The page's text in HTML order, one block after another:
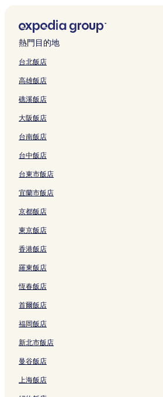
八尺門漁港附近的飯店
國父紀念館附近的飯店
外木山漁港附近的飯店
京站時尚廣場附近的飯店
捷運南京三民站附近的飯店
野柳海洋世界附近的飯店
捷運萬芳社區站附近的飯店
瑞芳區飯店
外貿協會附近的飯店
捷運後山埤站附近的飯店
台北 101 購物中心附近的飯店
士林官邸附近的飯店
捷運松山機場站附近的飯店
忠孝路附近的飯店
象山附近的飯店
中正公園附近的飯店
熱門目的地
台北飯店
高雄飯店
礁溪飯店
大阪飯店
台南飯店
台中飯店
台東市飯店
宜蘭市飯店
京都飯店
東京飯店
香港飯店
羅東飯店
恆春飯店
首爾飯店
福岡飯店
新北市飯店
曼谷飯店
上海飯店